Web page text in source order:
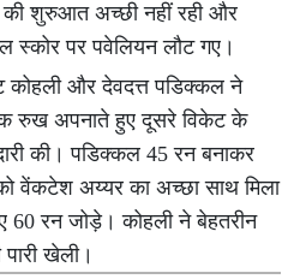
की शुरुआत अच्छी नहीं रही और
पर पवेलियन लौट गए।
कोहली और देवदत्त पडिक्कल ने
रुख अपनाते हुए दूसरे विकेट के
की। पडिक्कल 45 रन बनाकर
वेंकटेश अय्यर का अच्छा साथ मिला
60 रन जोड़े। कोहली ने बेहतरीन
खेली।